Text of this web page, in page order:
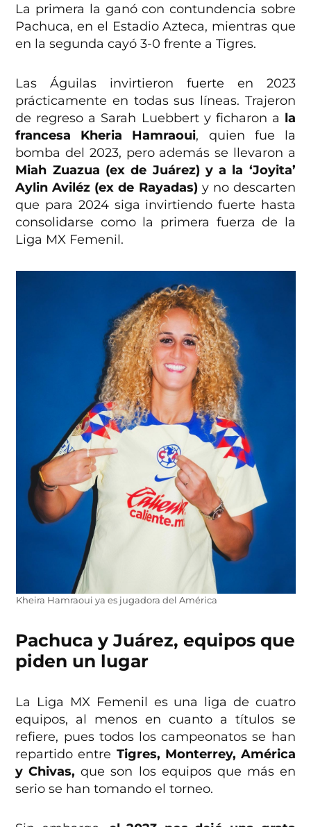
La primera la ganó con contundencia sobre
Pachuca, en el Estadio Azteca, mientras que
en la segunda cayó 3-0 frente a Tigres.
Las Águilas invirtieron fuerte en 2023
prácticamente en todas sus líneas. Trajeron
de regreso a Sarah Luebbert y ficharon a la
francesa Kheria Hamraoui, quien fue la
bomba del 2023, pero además se llevaron a
Miah Zuazua (ex de Juárez) y a la ‘Joyita’
Aylin Aviléz (ex de Rayadas) y no descarten
que para 2024 siga invirtiendo fuerte hasta
consolidarse como la primera fuerza de la
Liga MX Femenil.
Kheira Hamraoui ya es jugadora del América
Pachuca y Juárez, equipos que
piden un lugar
La Liga MX Femenil es una liga de cuatro
equipos, al menos en cuanto a títulos se
refiere, pues todos los campeonatos se han
repartido entre Tigres, Monterrey, América
y Chivas, que son los equipos que más en
serio se han tomando el torneo.